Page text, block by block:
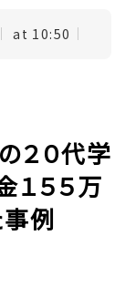
at 10:50
２０代学
１５５万
例